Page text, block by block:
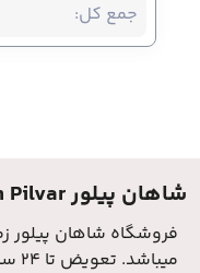
جمع کل:
شاهان پیلور Shahan Pilvar
میباشد. تعویض تا 24 ساعت امکان پذیر میباشد.